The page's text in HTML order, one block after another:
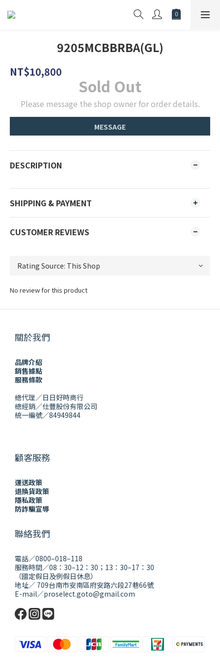
9205MCBBRBA(GL)
NT$10,800
Sold Out
Please message the shop owner for order details.
MESSAGE
DESCRIPTION
SHIPPING & PAYMENT
CUSTOMER REVIEWS
No review for this product
關於我們
品牌介紹
銷售據點
服務條款
總代理／日日好時商行
總經銷／仕豐股份有限公司
統一編號／84949844
顧客服務
運送政策
退換貨政策
隱私政策
防詐騙宣導
聯絡我們
電話／0800–018–118
服務時間／08：30–12：30；13：30–17：30
（國定假日及例假日休息）
地址／ 709台南市安南區府安路六段27巷66號
E-mail／proselect.goto@gmail.com